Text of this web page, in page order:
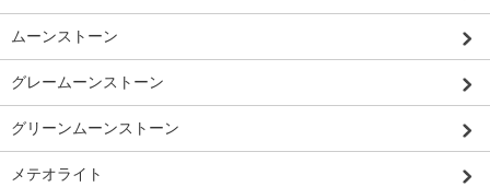
ムーンストーン
グレームーンストーン
グリーンムーンストーン
メテオライト